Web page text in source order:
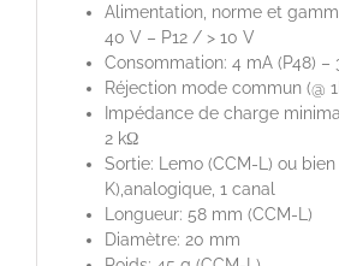
Alimentation, norme et
40 V – P12 / > 10 V
Consommation: 4 mA (P48) –
Réjection mode commun (@
Impédance de charge
2 kΩ
Sortie: Lemo (CCM-L) ou bien
K),analogique, 1 canal
Longueur: 58 mm (CCM-L)
Diamètre: 20 mm